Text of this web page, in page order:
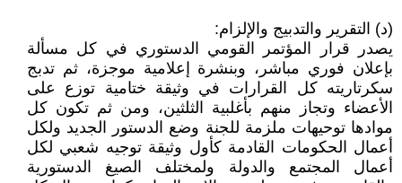
(د) التقرير والتدبيج والإلزام:
يصدر قرار المؤتمر القومي الدستوري في كل مسألة
بإعلان فوري مباشر، وبنشرة إعلامية موجزة، ثم تدبج
سكرتاريته كل القرارات في وثيقة ختامية توزع على
الأعضاء وتجاز منهم بأغلبية الثلثين، ومن ثم تكون كل
موادها توحيهات ملزمة للجنة وضع الدستور الجديد ولكل
أعمال الحكومات القادمة كأول وثيقة توجيه شعبي لكل
أعمال المجتمع والدولة ولمختلف الصيغ الدستورية